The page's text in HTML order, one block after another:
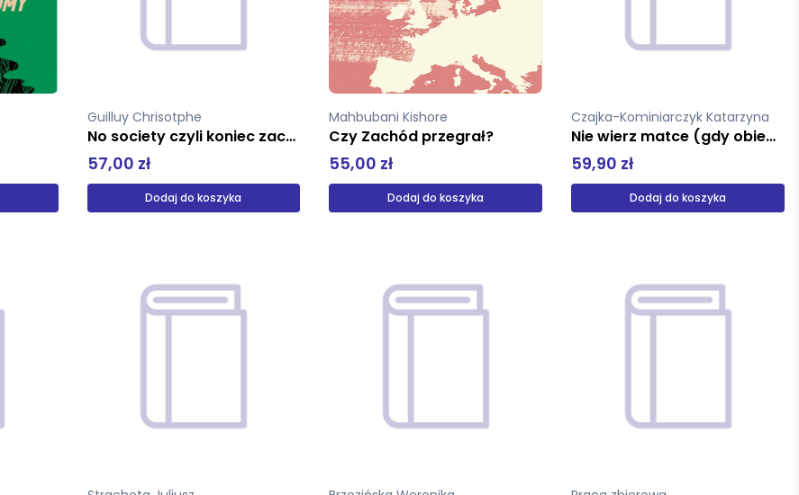
Guilluy Chrisotphe
No society czyli koniec zachodniej klasy średniej
57,00 zł
Dodaj do koszyka
Mahbubani Kishore
Czy Zachód przegrał?
55,00 zł
Dodaj do koszyka
Czajka-Kominiarczyk Katarzyna
Nie wierz matce (gdy obiecuje, że pójdziemy po płaskim)
59,90 zł
Dodaj do koszyka